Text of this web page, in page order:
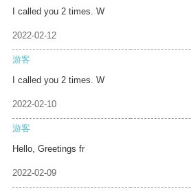
I called you 2 times. W
2022-02-12
游客
I called you 2 times. W
2022-02-10
游客
Hello, Greetings fr
2022-02-09